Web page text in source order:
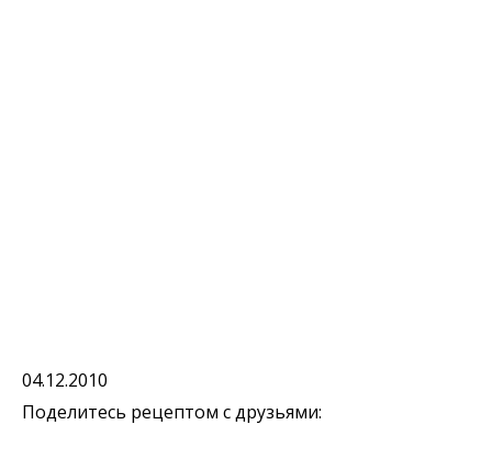
04.12.2010
Поделитесь рецептом с друзьями: